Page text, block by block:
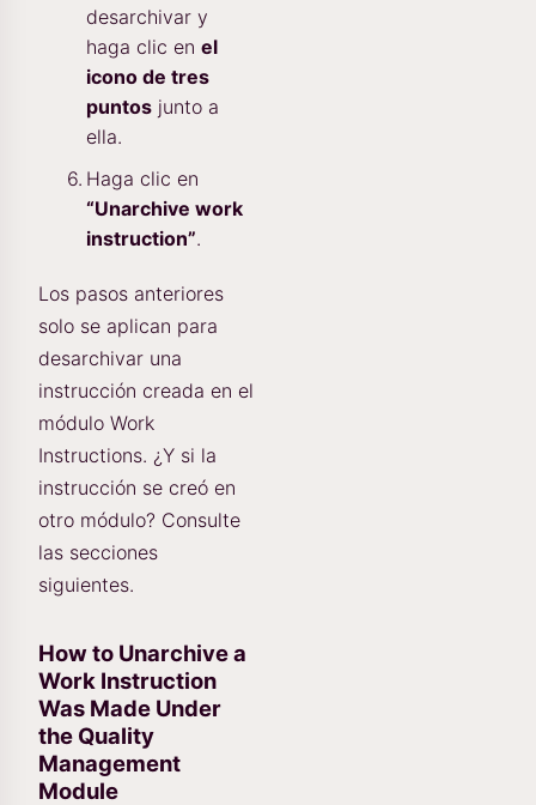
desarchivar y
haga clic en el
icono de tres
puntos junto a
ella.
Haga clic en
“Unarchive work
instruction”.
Los pasos anteriores
solo se aplican para
desarchivar una
instrucción creada en el
módulo Work
Instructions. ¿Y si la
instrucción se creó en
otro módulo? Consulte
las secciones
siguientes.
How to Unarchive a
Work Instruction
Was Made Under
the Quality
Management
Module